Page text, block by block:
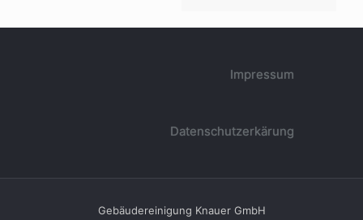
Impressum
Datenschutzerkärung
Gebäudereinigung Knauer GmbH